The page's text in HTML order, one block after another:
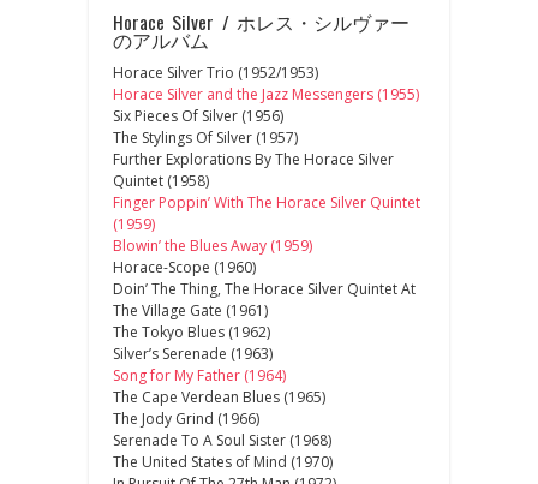
Horace Silver / ホレス・シルヴァー
のアルバム
Horace Silver Trio (1952/1953)
Horace Silver and the Jazz Messengers (1955)
Six Pieces Of Silver (1956)
The Stylings Of Silver (1957)
Further Explorations By The Horace Silver
Quintet (1958)
Finger Poppin’ With The Horace Silver Quintet
(1959)
Blowin’ the Blues Away (1959)
Horace-Scope (1960)
Doin’ The Thing, The Horace Silver Quintet At
The Village Gate (1961)
The Tokyo Blues (1962)
Silver’s Serenade (1963)
Song for My Father (1964)
The Cape Verdean Blues (1965)
The Jody Grind (1966)
Serenade To A Soul Sister (1968)
The United States of Mind (1970)